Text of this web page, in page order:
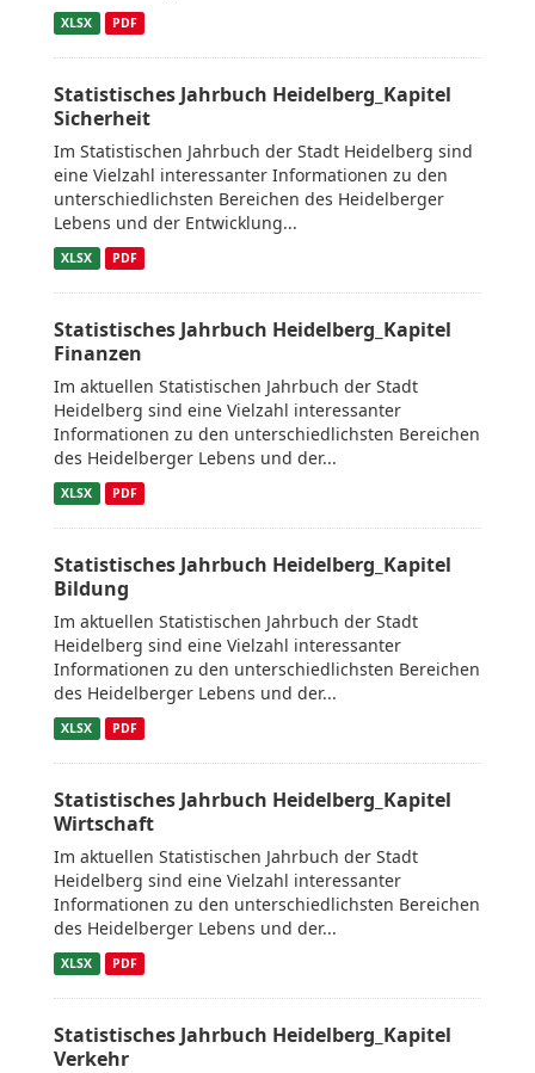
XLSX PDF
Statistisches Jahrbuch Heidelberg_Kapitel
Sicherheit
Im Statistischen Jahrbuch der Stadt Heidelberg sind
eine Vielzahl interessanter Informationen zu den
unterschiedlichsten Bereichen des Heidelberger
Lebens und der Entwicklung...
XLSX PDF
Statistisches Jahrbuch Heidelberg_Kapitel
Finanzen
Im aktuellen Statistischen Jahrbuch der Stadt
Heidelberg sind eine Vielzahl interessanter
Informationen zu den unterschiedlichsten Bereichen
des Heidelberger Lebens und der...
XLSX PDF
Statistisches Jahrbuch Heidelberg_Kapitel
Bildung
Im aktuellen Statistischen Jahrbuch der Stadt
Heidelberg sind eine Vielzahl interessanter
Informationen zu den unterschiedlichsten Bereichen
des Heidelberger Lebens und der...
XLSX PDF
Statistisches Jahrbuch Heidelberg_Kapitel
Wirtschaft
Im aktuellen Statistischen Jahrbuch der Stadt
Heidelberg sind eine Vielzahl interessanter
Informationen zu den unterschiedlichsten Bereichen
des Heidelberger Lebens und der...
XLSX PDF
Statistisches Jahrbuch Heidelberg_Kapitel
Verkehr